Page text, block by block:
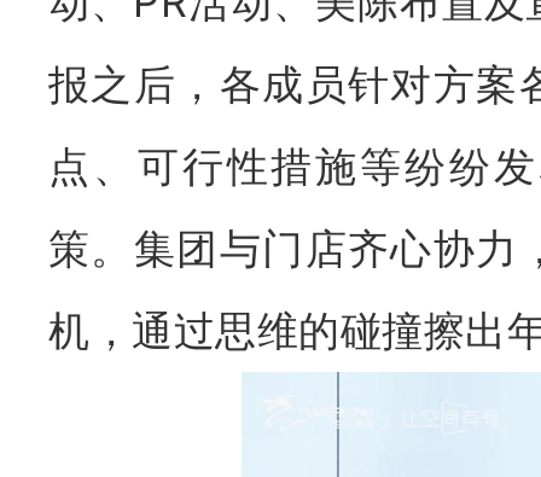
报之后，各成员针对方案
点、可行性措施等纷纷
策。集团与门店齐心协力
机，通过思维的碰撞擦出